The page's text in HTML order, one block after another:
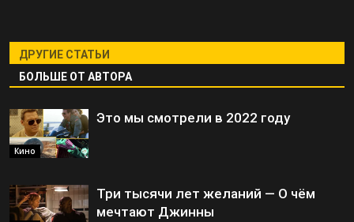
ДРУГИЕ СТАТЬИ
БОЛЬШЕ ОТ АВТОРА
Кино
Это мы смотрели в 2022 году
Три тысячи лет желаний — О чём
мечтают Джинны